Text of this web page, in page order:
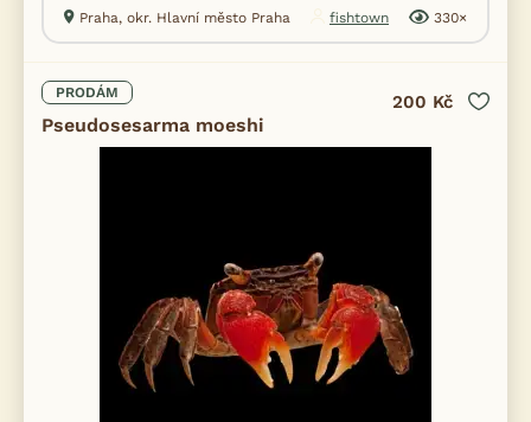
Praha, okr. Hlavní město Praha
fishtown 330×
PRODÁM
Pseudosesarma moeshi
200 Kč